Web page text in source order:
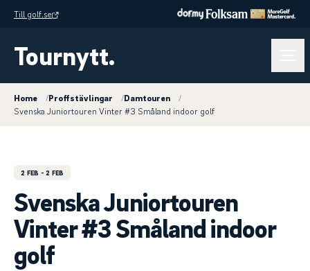
Till golf.se
Tournytt.
Home /Proffstävlingar /Damtouren
/
Svenska Juniortouren Vinter #3 Småland indoor golf
2 FEB - 2 FEB
Svenska Juniortouren
Vinter #3 Småland indoor
golf